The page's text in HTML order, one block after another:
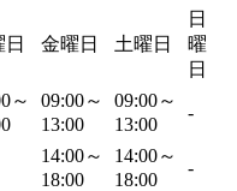
金曜日 土曜日
日
曜
日
～
09:00～
13:00
09:00～
13:00
-
14:00～
18:00
14:00～
18:00
-